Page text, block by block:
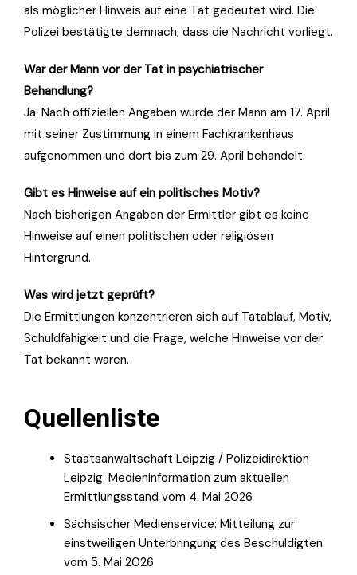
als möglicher Hinweis auf eine Tat gedeutet wird. Die
Polizei bestätigte demnach, dass die Nachricht vorliegt.
War der Mann vor der Tat in psychiatrischer
Behandlung?
Ja. Nach offiziellen Angaben wurde der Mann am 17. April
mit seiner Zustimmung in einem Fachkrankenhaus
aufgenommen und dort bis zum 29. April behandelt.
Gibt es Hinweise auf ein politisches Motiv?
Nach bisherigen Angaben der Ermittler gibt es keine
Hinweise auf einen politischen oder religiösen
Hintergrund.
Was wird jetzt geprüft?
Die Ermittlungen konzentrieren sich auf Tatablauf, Motiv,
Schuldfähigkeit und die Frage, welche Hinweise vor der
Tat bekannt waren.
Quellenliste
Staatsanwaltschaft Leipzig / Polizeidirektion
Leipzig: Medieninformation zum aktuellen
Ermittlungsstand vom 4. Mai 2026
Sächsischer Medienservice: Mitteilung zur
einstweiligen Unterbringung des Beschuldigten
vom 5. Mai 2026